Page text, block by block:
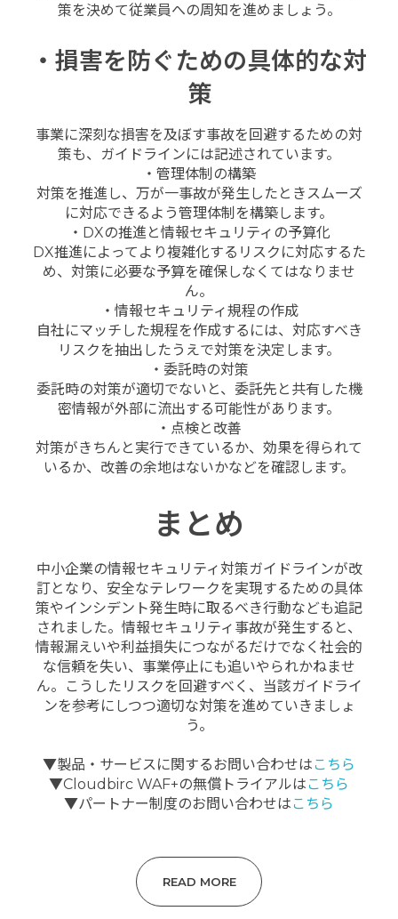
策を決めて従業員への周知を進めましょう。
・損害を防ぐための具体的な対
策
事業に深刻な損害を及ぼす事故を回避するための対
策も、ガイドラインには記述されています。
・管理体制の構築
対策を推進し、万が一事故が発生したときスムーズ
に対応できるよう管理体制を構築します。
・DXの推進と情報セキュリティの予算化
DX推進によってより複雑化するリスクに対応するた
め、対策に必要な予算を確保しなくてはなりませ
ん。
・情報セキュリティ規程の作成
自社にマッチした規程を作成するには、対応すべき
リスクを抽出したうえで対策を決定します。
・委託時の対策
委託時の対策が適切でないと、委託先と共有した機
密情報が外部に流出する可能性があります。
・点検と改善
対策がきちんと実行できているか、効果を得られて
いるか、改善の余地はないかなどを確認します。
まとめ
中小企業の情報セキュリティ対策ガイドラインが改
訂となり、安全なテレワークを実現するための具体
策やインシデント発生時に取るべき行動なども追記
されました。情報セキュリティ事故が発生すると、
情報漏えいや利益損失につながるだけでなく社会的
な信頼を失い、事業停止にも追いやられかねませ
ん。こうしたリスクを回避すべく、当該ガイドライ
ンを参考にしつつ適切な対策を進めていきましょ
う。
▼製品・サービスに関するお問い合わせはこちら
▼Cloudbirc WAF+の無償トライアルはこちら
▼パートナー制度のお問い合わせはこちら
READ MORE